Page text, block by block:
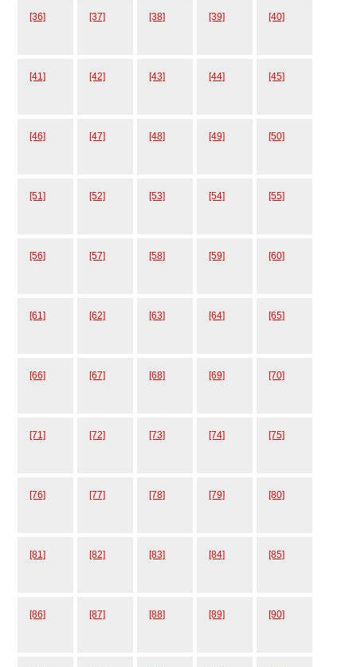
[36] [37] [38] [39] [40]
[41] [42] [43] [44] [45]
[46] [47] [48] [49] [50]
[51] [52] [53] [54] [55]
[56] [57] [58] [59] [60]
[61] [62] [63] [64] [65]
[66] [67] [68] [69] [70]
[71] [72] [73] [74] [75]
[76] [77] [78] [79] [80]
[81] [82] [83] [84] [85]
[86] [87] [88] [89] [90]